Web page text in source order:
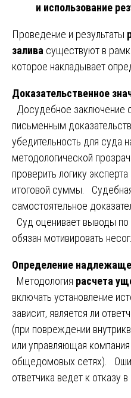
и использование
Проведение и результаты
залива существуют в
которое накладывает
Доказательственное
Досудебное заключение
письменным
убедительность для суда
методологической
проверить логику
итоговой суммы.
самостоятельное
Суд оценивает выводы
обязан мотивировать
Определение
Методология расчета
включать установление
зависит, является ли
(при повреждении
или управляющая
общедомовых сетях).
ответчика ведет к отказу в